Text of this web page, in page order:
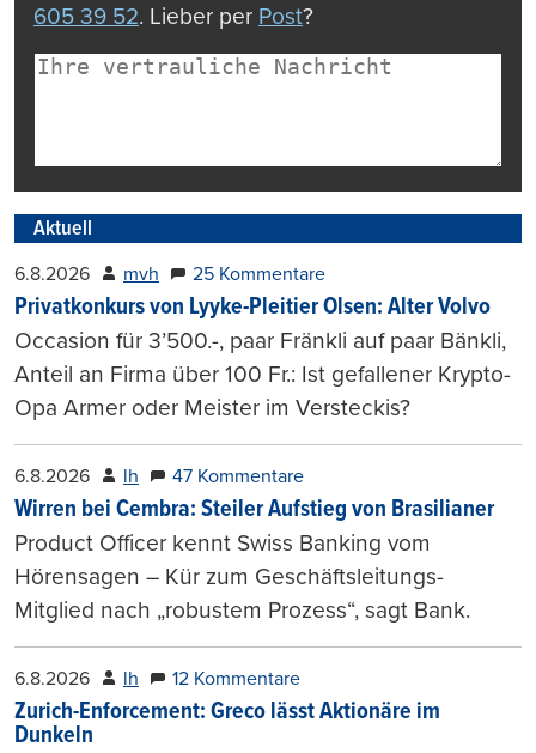
605 39 52. Lieber per Post?
Aktuell
6.8.2026 mvh 25 Kommentare
Privatkonkurs von Lyyke-Pleitier Olsen: Alter Volvo
Occasion für 3’500.-, paar Fränkli auf paar Bänkli,
Anteil an Firma über 100 Fr.: Ist gefallener Krypto-
Opa Armer oder Meister im Versteckis?
6.8.2026 lh 47 Kommentare
Wirren bei Cembra: Steiler Aufstieg von Brasilianer
Product Officer kennt Swiss Banking vom
Hörensagen – Kür zum Geschäftsleitungs-
Mitglied nach „robustem Prozess“, sagt Bank.
6.8.2026 lh 12 Kommentare
Zurich-Enforcement: Greco lässt Aktionäre im
Dunkeln